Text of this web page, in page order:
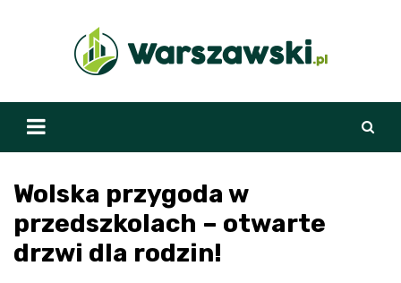
Wolska przygoda w
przedszkolach – otwarte
drzwi dla rodzin!